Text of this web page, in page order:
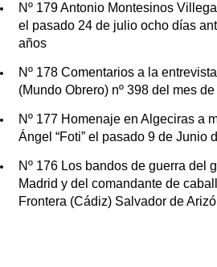
Nº 179 Antonio Montesinos
el pasado 24 de julio ocho días
años
Nº 178 Comentarios a la
(Mundo Obrero) nº 398 del mes
Nº 177 Homenaje en Algeciras a
Ángel “Foti” el pasado 9 de Junio
Nº 176 Los bandos de guerra del
Madrid y del comandante de
Frontera (Cádiz) Salvador de